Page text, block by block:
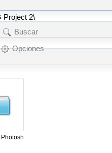
Project 2\
Buscar
Opciones